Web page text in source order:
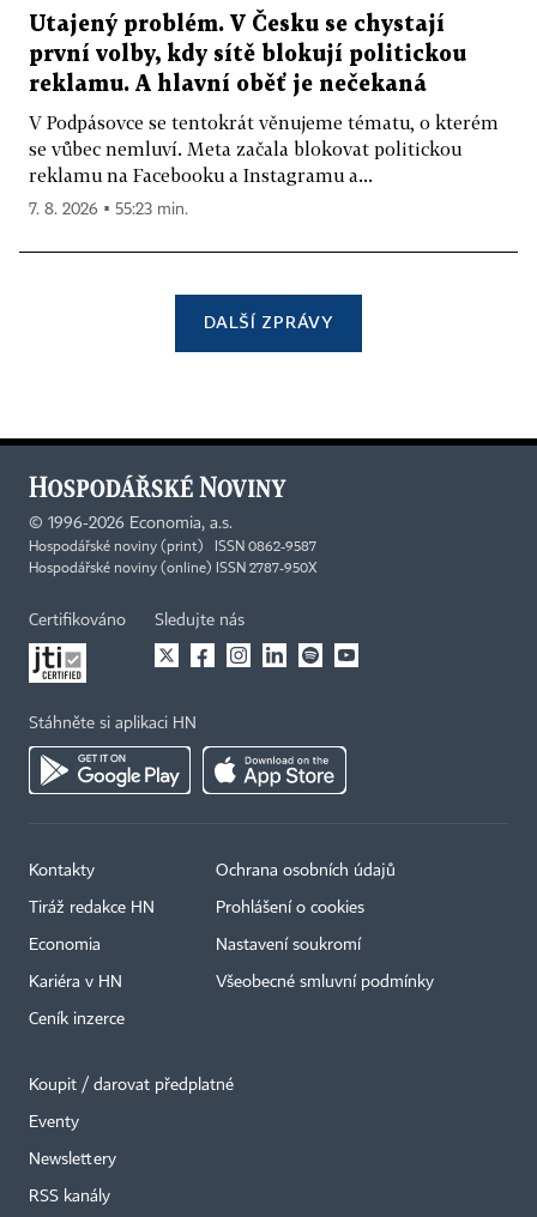
Utajený problém. V Česku se chystají
první volby, kdy sítě blokují politickou
reklamu. A hlavní oběť je nečekaná
V Podpásovce se tentokrát věnujeme tématu, o kterém
se vůbec nemluví. Meta začala blokovat politickou
reklamu na Facebooku a Instagramu a...
7. 8. 2026 ▪ 55:23 min.
DALŠÍ ZPRÁVY
© 1996-2026 Economia, a.s.
Hospodářské noviny (print) ISSN 0862-9587
Hospodářské noviny (online) ISSN 2787-950X
Certifikováno Sledujte nás
Stáhněte si aplikaci HN
Kontakty
Tiráž redakce HN
Economia
Kariéra v HN
Ceník inzerce
Ochrana osobních údajů
Prohlášení o cookies
Nastavení soukromí
Všeobecné smluvní podmínky
Koupit / darovat předplatné
Eventy
Newslettery
RSS kanály